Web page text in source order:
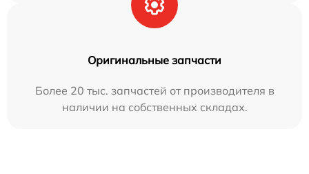
Оригинальные запчасти
Более 20 тыс. запчастей от производителя в
наличии на собственных складах.